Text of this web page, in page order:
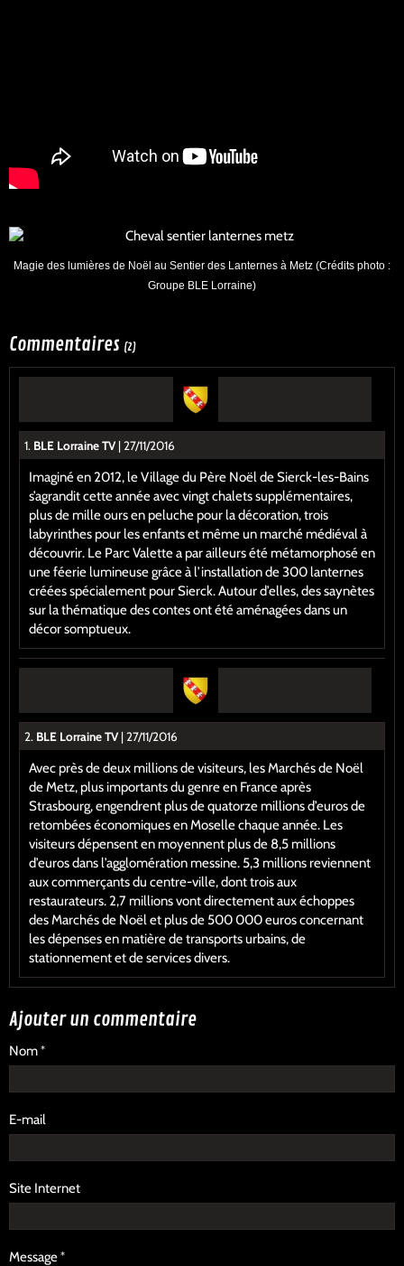
Magie des lumières de Noël au Sentier des Lanternes à Metz (Crédits photo :
Groupe BLE Lorraine)
Commentaires (2)
1. BLE Lorraine TV | 27/11/2016
Imaginé en 2012, le Village du Père Noël de Sierck-les-Bains
s’agrandit cette année avec vingt chalets supplémentaires,
plus de mille ours en peluche pour la décoration, trois
labyrinthes pour les enfants et même un marché médiéval à
découvrir. Le Parc Valette a par ailleurs été métamorphosé en
une féerie lumineuse grâce à l’installation de 300 lanternes
créées spécialement pour Sierck. Autour d’elles, des saynètes
sur la thématique des contes ont été aménagées dans un
décor somptueux.
2. BLE Lorraine TV | 27/11/2016
Avec près de deux millions de visiteurs, les Marchés de Noël
de Metz, plus importants du genre en France après
Strasbourg, engendrent plus de quatorze millions d’euros de
retombées économiques en Moselle chaque année. Les
visiteurs dépensent en moyennent plus de 8,5 millions
d’euros dans l’agglomération messine. 5,3 millions reviennent
aux commerçants du centre-ville, dont trois aux
restaurateurs. 2,7 millions vont directement aux échoppes
des Marchés de Noël et plus de 500 000 euros concernant
les dépenses en matière de transports urbains, de
stationnement et de services divers.
Ajouter un commentaire
Nom
E-mail
Site Internet
Message